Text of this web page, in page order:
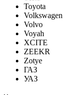
Toyota
Volkswagen
Volvo
Voyah
XCITE
ZEEKR
Zotye
ГАЗ
УАЗ